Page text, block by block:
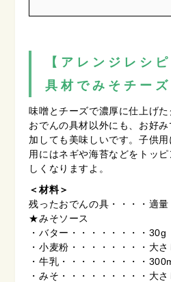
【アレンジレシ
具材でみそチー
味噌とチーズで濃厚に仕上げた
おでんの具材以外にも、お好
加しても美味しいです。子供
用にはネギや海苔などをトッ
しくなりますよ。
＜材料＞
残ったおでんの具・・・・適量
★みそソース
・バター・・・・・・・・30g
・小麦粉・・・・・・・・大さ
・牛乳・・・・・・・・・
・みそ・・・・・・・・・大